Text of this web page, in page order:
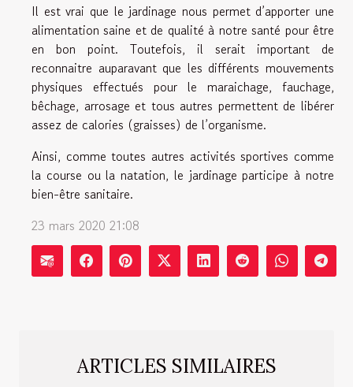
ARTICLES SIMILAIRES
Il est vrai que le jardinage nous permet d’apporter une
alimentation saine et de qualité à notre santé pour être
en bon point. Toutefois, il serait important de
reconnaitre auparavant que les différents mouvements
physiques effectués pour le maraichage, fauchage,
bêchage, arrosage et tous autres permettent de libérer
assez de calories (graisses) de l’organisme.
Ainsi, comme toutes autres activités sportives comme
la course ou la natation, le jardinage participe à notre
bien-être sanitaire.
23 mars 2020 21:08